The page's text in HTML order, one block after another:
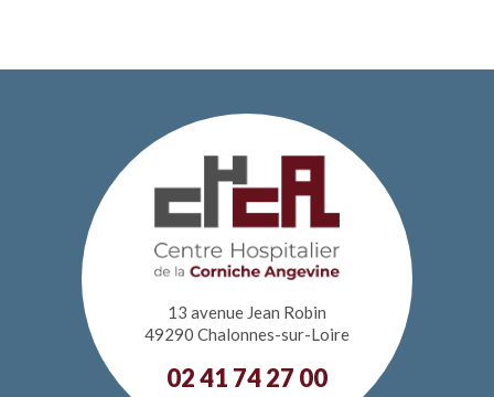
13 avenue Jean Robin
49290 Chalonnes-sur-Loire
02 41 74 27 00